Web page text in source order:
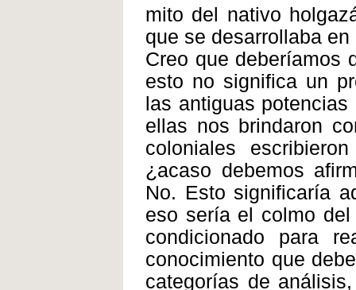
mito del nativo
que se desarrollaba
Creo que deberíamos
esto no significa un
las antiguas
ellas nos brindaron
coloniales
¿acaso debemos
No. Esto significaría
eso sería el colmo
condicionado para
conocimiento que
categorías de